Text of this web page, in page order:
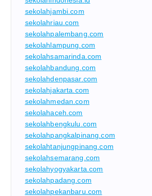
sekolahjambi.com
sekolahriau.com
sekolahpalembang.com
sekolahlampung.com
sekolahsamarinda.com
sekolahbandung.com
sekolahdenpasar.com
sekolahjakarta.com
sekolahmedan.com
sekolahaceh.com
sekolahbengkulu.com
sekolahpangkalpinang.com
sekolahtanjungpinang.com
sekolahsemarang.com
sekolahyogyakarta.com
sekolahpadang.com
sekolahpekanbaru.com